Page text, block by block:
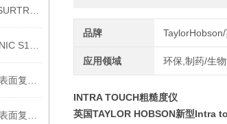
品牌
应用领域 环保,制药/生
INTRA TOUCH粗糙度仪
英国TAYLOR HOBSON新型Intra